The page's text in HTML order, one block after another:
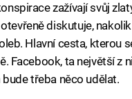
zažívají svůj
diskutuje,
Hlavní cesta, kterou
Facebook, ta největší z
třeba něco udělat.